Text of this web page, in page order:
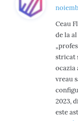
Ceau
de la
stricat
ocazia
vreau
2023,
este